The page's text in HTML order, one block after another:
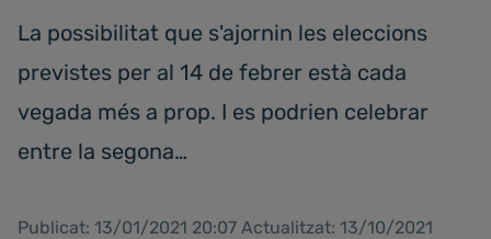
La possibilitat que s'ajornin les eleccions
previstes per al 14 de febrer està cada
vegada més a prop. I es podrien celebrar
entre la segona…
Publicat: 13/01/2021 20:07 Actualitzat: 13/10/2021